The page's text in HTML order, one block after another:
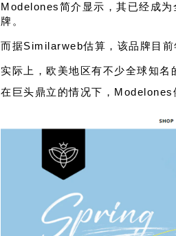
Modelones简介显示，其已经成
牌。
而据Similarweb估算，该品牌目
实际上，欧美地区有不少全球知
在巨头鼎立的情况下，Modelones